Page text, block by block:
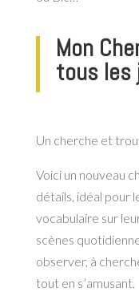
Mon
tous les
Un cherche et
Voici un nouveau
détails, idéal pour
vocabulaire sur
scènes
observer, à
tout en s’amusant.